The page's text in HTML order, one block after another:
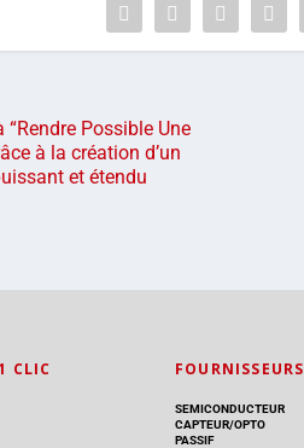
Possible Une
à la création d’un
et étendu
CLIC FOURNISSEURS
SEMICONDUCTEUR
CAPTEUR/OPTO
PASSIF